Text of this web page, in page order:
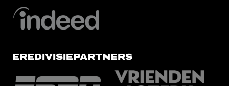
EREDIVISIEPARTNERS